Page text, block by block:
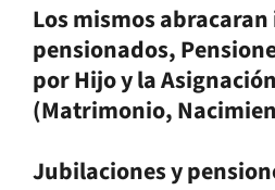
Los mismos
pensionados,
por Hijo y la
(Matrimonio,
Jubilaciones y